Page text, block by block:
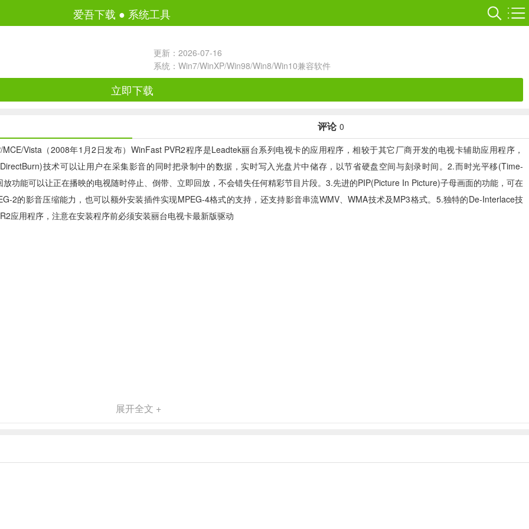
爱吾下载 ● 系统工具
更新：2026-07-16
系统：Win7/WinXP/Win98/Win8/Win10兼容软件
立即下载
评论 0
Vista（2008年1月2日发布）WinFast PVR2程序是Leadtek丽台系列电视卡的应用程序，相较于其它厂商开发的电视卡辅助应用程序，
技术可以让用户在采集影音的同时把录制中的数据，实时写入光盘片中储存，以节省硬盘空间与刻录时间。2.而时光平移(Time-
功能可以让正在播映的电视随时停止、倒带、立即回放，不会错失任何精彩节目片段。3.先进的PIP(Picture In Picture)子母画面的功能，可在
2的影音压缩能力，也可以额外安装插件实现MPEG-4格式的支持，还支持影音串流WMV、WMA技术及MP3格式。5.独特的De-Interlace技
应用程序，注意在安装程序前必须安装丽台电视卡最新版驱动
展开全文 +